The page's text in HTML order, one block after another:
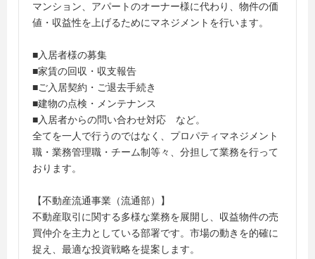
マンション、アパートのオーナー様に代わり、物件の価
値・収益性を上げるためにマネジメントを行います。
■入居者様の募集
■家賃の回収・収支報告
■ご入居契約・ご退去手続き
■建物の点検・メンテナンス
■入居者からの問い合わせ対応 など。
全てを一人で行うのではなく、プロパティマネジメント
職・業務管理職・チーム制等々、分担して業務を行って
おります。
【不動産流通事業（流通部）】
不動産取引に関する多様な業務を展開し、収益物件の売
買仲介を主力としている部署です。市場の動きを的確に
捉え、最適な投資戦略を提案します。